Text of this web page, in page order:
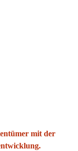
mit der